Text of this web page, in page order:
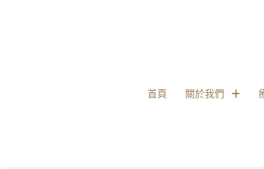
首頁 關於我們